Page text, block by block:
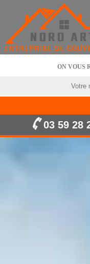
ON VOUS
03 59 28